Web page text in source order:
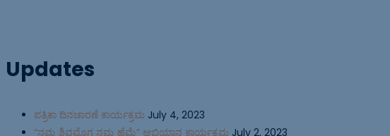
Updates
ಪತ್ರಿಕಾ ದಿನಚಾರಣೆ ಕಾರ್ಯಕ್ರಮ July 4, 2023
“ನಮ್ಮ ಶಿವಮೊಗ್ಗ ನಮ್ಮ ಹೆಮ್ಮೆ” ಅಭಿಯಾನ ಕಾರ್ಯಕ್ರಮ July 2, 2023